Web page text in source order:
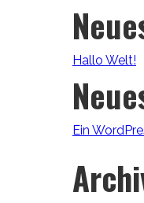
Hallo Welt!
Ein